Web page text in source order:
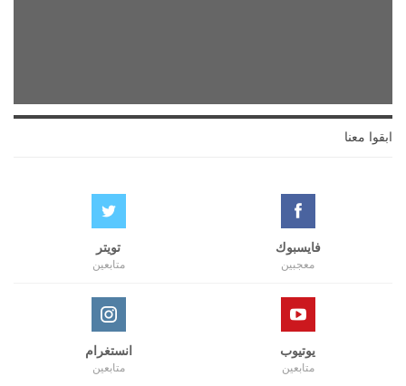
ابقوا معنا
فايسبوك
معجبين
تويتر
متابعين
يوتيوب
متابعين
انستغرام
متابعين